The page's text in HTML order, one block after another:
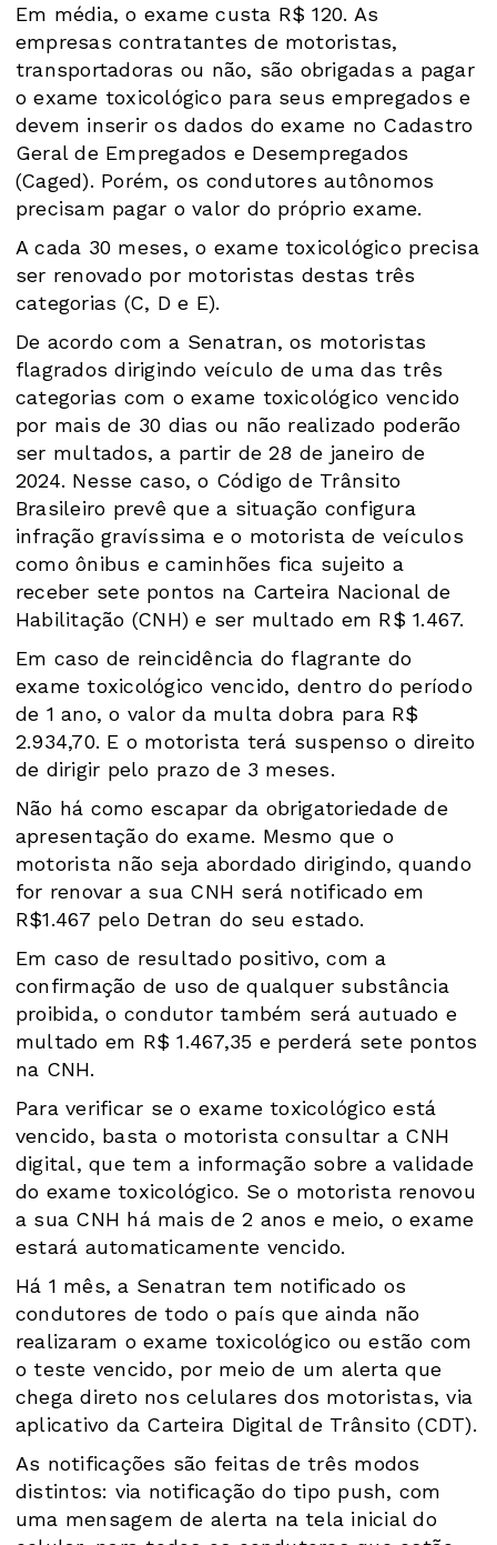
Em média, o exame custa R$ 120. As
empresas contratantes de motoristas,
transportadoras ou não, são obrigadas a pagar
o exame toxicológico para seus empregados e
devem inserir os dados do exame no Cadastro
Geral de Empregados e Desempregados
(Caged). Porém, os condutores autônomos
precisam pagar o valor do próprio exame.
A cada 30 meses, o exame toxicológico precisa
ser renovado por motoristas destas três
categorias (C, D e E).
De acordo com a Senatran, os motoristas
flagrados dirigindo veículo de uma das três
categorias com o exame toxicológico vencido
por mais de 30 dias ou não realizado poderão
ser multados, a partir de 28 de janeiro de
2024. Nesse caso, o Código de Trânsito
Brasileiro prevê que a situação configura
infração gravíssima e o motorista de veículos
como ônibus e caminhões fica sujeito a
receber sete pontos na Carteira Nacional de
Habilitação (CNH) e ser multado em R$ 1.467.
Em caso de reincidência do flagrante do
exame toxicológico vencido, dentro do período
de 1 ano, o valor da multa dobra para R$
2.934,70. E o motorista terá suspenso o direito
de dirigir pelo prazo de 3 meses.
Não há como escapar da obrigatoriedade de
apresentação do exame. Mesmo que o
motorista não seja abordado dirigindo, quando
for renovar a sua CNH será notificado em
R$1.467 pelo Detran do seu estado.
Em caso de resultado positivo, com a
confirmação de uso de qualquer substância
proibida, o condutor também será autuado e
multado em R$ 1.467,35 e perderá sete pontos
na CNH.
Para verificar se o exame toxicológico está
vencido, basta o motorista consultar a CNH
digital, que tem a informação sobre a validade
do exame toxicológico. Se o motorista renovou
a sua CNH há mais de 2 anos e meio, o exame
estará automaticamente vencido.
Há 1 mês, a Senatran tem notificado os
condutores de todo o país que ainda não
realizaram o exame toxicológico ou estão com
o teste vencido, por meio de um alerta que
chega direto nos celulares dos motoristas, via
aplicativo da Carteira Digital de Trânsito (CDT).
As notificações são feitas de três modos
distintos: via notificação do tipo push, com
uma mensagem de alerta na tela inicial do